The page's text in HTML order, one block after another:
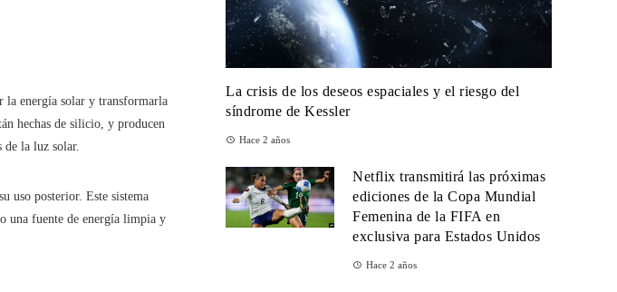
la energía solar y transformarla
hechas de silicio, y producen
de la luz solar.
uso posterior. Este sistema
una fuente de energía limpia y
La crisis de los deseos espaciales y el riesgo del
síndrome de Kessler
Hace 2 años
Netflix transmitirá las próximas
ediciones de la Copa Mundial
Femenina de la FIFA en
exclusiva para Estados Unidos
Hace 2 años